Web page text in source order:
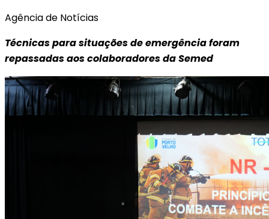
Agência de Notícias
Técnicas para situações de emergência foram
repassadas aos colaboradores da Semed